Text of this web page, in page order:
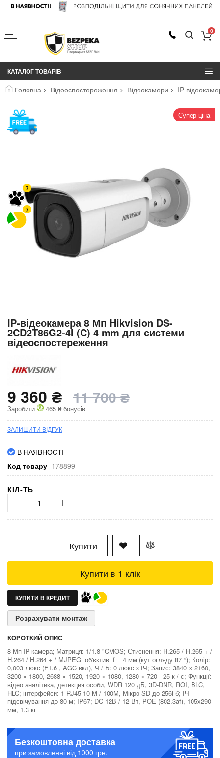
0
КАТАЛОГ ТОВАРІВ
Головна Відеоспостереження Відеокамери IP-
7
7
Перейти
до
кінця
галереї
Супер ціна
Перейти
до
початку
галереї
IP-відеокамера 8 Мп Hikvision DS-
2CD2T86G2-4I (C) 4 mm для системи
відеоспостереження
9 360 ₴ 11 700 ₴
Заробити 465 ₴ бонусів
ЗАЛИШИТИ ВІДГУК
В НАЯВНОСТІ
Код товару 178899
КІЛ-ТЬ
Купити
Купити в 1 клік
КУПИТИ В КРЕДИТ
Розрахувати монтаж
КОРОТКИЙ ОПИС
8 Мп IP-камера; Матриця: 1/1.8 "CMOS; Стиснення: H.265 / H.265 + /
H.264 / H.264 + / MJPEG; об'єктив: f = 4 мм (кут огляду 87 °); Колір:
0,003 люкс (F1.6 , AGC вкл), Ч / Б: 0 люкс з ІЧ; Запис: 3840 × 2160,
3200 × 1800, 2688 × 1520, 1920 × 1080, 1280 × 720 - 25 к / с; Функції:
відео аналітика, детекция особи, WDR 120 дБ, 3D-DNR, ROI, BLC,
HLC; інтерфейси: 1 RJ45 10 M / 100M, Мікро SD до 256Гб; ІЧ
підсвічування до 80 м; IP67; DC 12В / 12 Вт, POE (802.3af), 105х290
мм, 1.3 кг
Безкоштовна доставка
при замовленні від 1000 грн.